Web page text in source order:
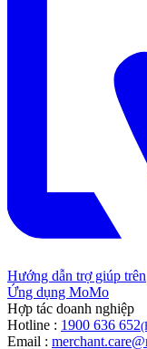
Hướng dẫn trợ giúp trên
Ứng dụng MoMo
Hợp tác doanh nghiệp
Hotline : 1900 636 652
Email :